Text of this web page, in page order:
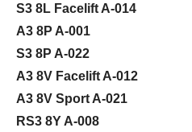
S3 8L Facelift A-014
A3 8P A-001
S3 8P A-022
A3 8V Facelift A-012
A3 8V Sport A-021
RS3 8Y A-008